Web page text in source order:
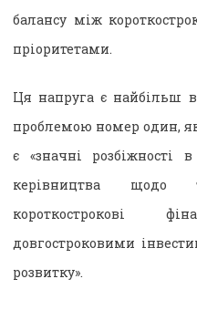
балансу між
пріоритетами.
Ця напруга є найбільш
проблемою номер один,
є «значні
керівництва щодо
короткострокові
довгостроковими
розвитку».